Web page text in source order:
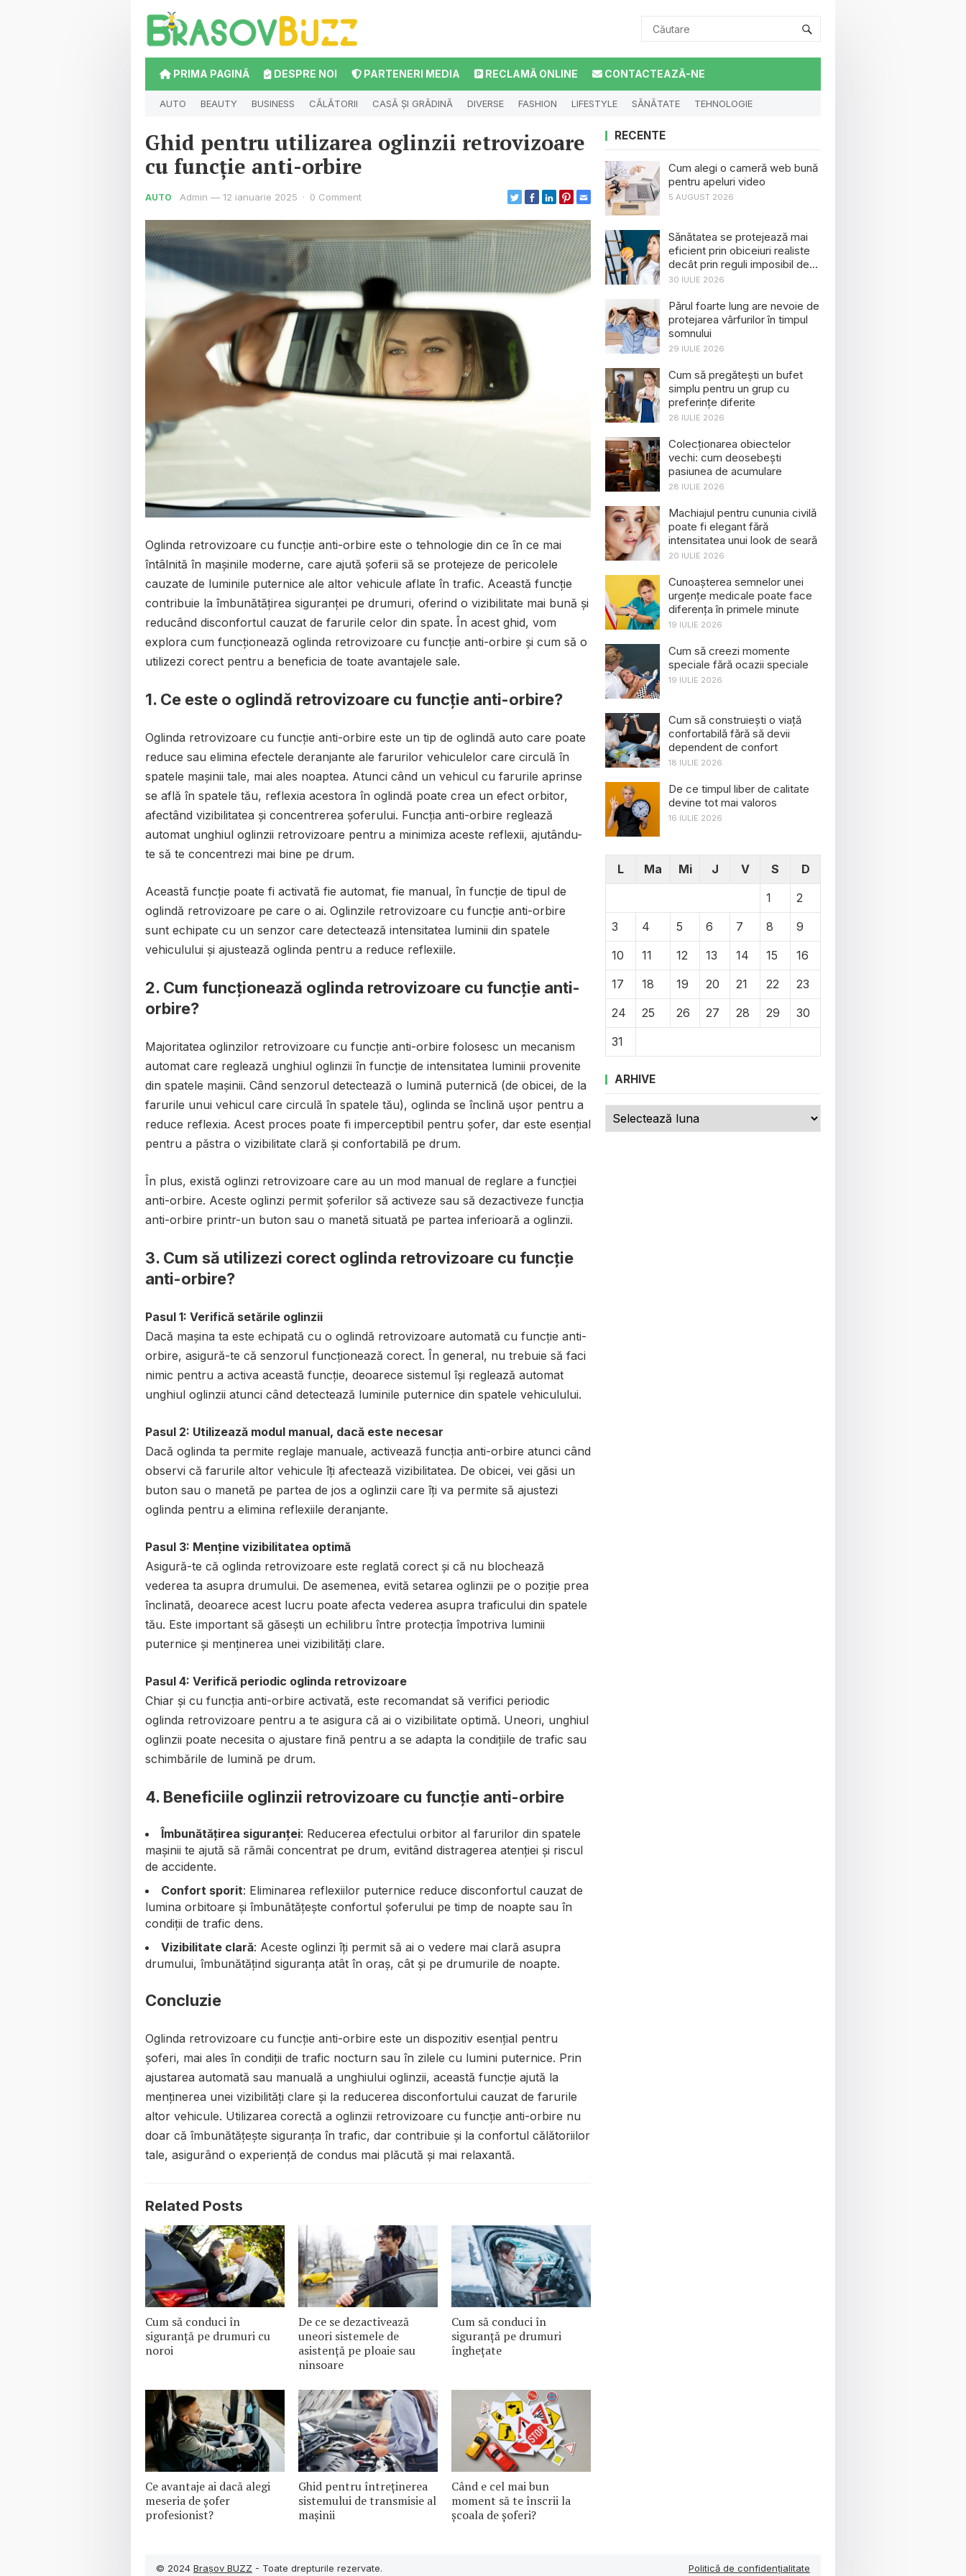
PRIMA PAGINĂ DESPRE NOI PARTENERI MEDIA RECLAMĂ ONLINE CONTACTEAZĂ-NE
AUTO BEAUTY BUSINESS CĂLĂTORII CASĂ ȘI GRĂDINĂ DIVERSE FASHION LIFESTYLE SĂNĂTATE TEHNOLOGIE
Ghid pentru utilizarea oglinzii retrovizoare
cu funcție anti-orbire
AUTO Admin — 12 ianuarie 2025 · 0 Comment
Oglinda retrovizoare cu funcție anti-orbire este o tehnologie din ce în ce mai
întâlnită în mașinile moderne, care ajută șoferii să se protejeze de pericolele
cauzate de luminile puternice ale altor vehicule aflate în trafic. Această funcție
contribuie la îmbunătățirea siguranței pe drumuri, oferind o vizibilitate mai bună și
reducând disconfortul cauzat de farurile celor din spate. În acest ghid, vom
explora cum funcționează oglinda retrovizoare cu funcție anti-orbire și cum să o
utilizezi corect pentru a beneficia de toate avantajele sale.
1. Ce este o oglindă retrovizoare cu funcție anti-orbire?
Oglinda retrovizoare cu funcție anti-orbire este un tip de oglindă auto care poate
reduce sau elimina efectele deranjante ale farurilor vehiculelor care circulă în
spatele mașinii tale, mai ales noaptea. Atunci când un vehicul cu farurile aprinse
se află în spatele tău, reflexia acestora în oglindă poate crea un efect orbitor,
afectând vizibilitatea și concentrerea șoferului. Funcția anti-orbire reglează
automat unghiul oglinzii retrovizoare pentru a minimiza aceste reflexii, ajutându-
te să te concentrezi mai bine pe drum.
Această funcție poate fi activată fie automat, fie manual, în funcție de tipul de
oglindă retrovizoare pe care o ai. Oglinzile retrovizoare cu funcție anti-orbire
sunt echipate cu un senzor care detectează intensitatea luminii din spatele
vehiculului și ajustează oglinda pentru a reduce reflexiile.
2. Cum funcționează oglinda retrovizoare cu funcție anti-
orbire?
Majoritatea oglinzilor retrovizoare cu funcție anti-orbire folosesc un mecanism
automat care reglează unghiul oglinzii în funcție de intensitatea luminii provenite
din spatele mașinii. Când senzorul detectează o lumină puternică (de obicei, de la
farurile unui vehicul care circulă în spatele tău), oglinda se înclină ușor pentru a
reduce reflexia. Acest proces poate fi imperceptibil pentru șofer, dar este esențial
pentru a păstra o vizibilitate clară și confortabilă pe drum.
În plus, există oglinzi retrovizoare care au un mod manual de reglare a funcției
anti-orbire. Aceste oglinzi permit șoferilor să activeze sau să dezactiveze funcția
anti-orbire printr-un buton sau o manetă situată pe partea inferioară a oglinzii.
3. Cum să utilizezi corect oglinda retrovizoare cu funcție
anti-orbire?
Pasul 1: Verifică setările oglinzii
Dacă mașina ta este echipată cu o oglindă retrovizoare automată cu funcție anti-
orbire, asigură-te că senzorul funcționează corect. În general, nu trebuie să faci
nimic pentru a activa această funcție, deoarece sistemul își reglează automat
unghiul oglinzii atunci când detectează luminile puternice din spatele vehiculului.
Pasul 2: Utilizează modul manual, dacă este necesar
Dacă oglinda ta permite reglaje manuale, activează funcția anti-orbire atunci când
observi că farurile altor vehicule îți afectează vizibilitatea. De obicei, vei găsi un
buton sau o manetă pe partea de jos a oglinzii care îți va permite să ajustezi
oglinda pentru a elimina reflexiile deranjante.
Pasul 3: Menține vizibilitatea optimă
Asigură-te că oglinda retrovizoare este reglată corect și că nu blochează
vederea ta asupra drumului. De asemenea, evită setarea oglinzii pe o poziție prea
înclinată, deoarece acest lucru poate afecta vederea asupra traficului din spatele
tău. Este important să găsești un echilibru între protecția împotriva luminii
puternice și menținerea unei vizibilități clare.
Pasul 4: Verifică periodic oglinda retrovizoare
Chiar și cu funcția anti-orbire activată, este recomandat să verifici periodic
oglinda retrovizoare pentru a te asigura că ai o vizibilitate optimă. Uneori, unghiul
oglinzii poate necesita o ajustare fină pentru a se adapta la condițiile de trafic sau
schimbările de lumină pe drum.
4. Beneficiile oglinzii retrovizoare cu funcție anti-orbire
Îmbunătățirea siguranței: Reducerea efectului orbitor al farurilor din spatele
mașinii te ajută să rămâi concentrat pe drum, evitând distragerea atenției și riscul
de accidente.
Confort sporit: Eliminarea reflexiilor puternice reduce disconfortul cauzat de
lumina orbitoare și îmbunătățește confortul șoferului pe timp de noapte sau în
condiții de trafic dens.
Vizibilitate clară: Aceste oglinzi îți permit să ai o vedere mai clară asupra
drumului, îmbunătățind siguranța atât în oraș, cât și pe drumurile de noapte.
Concluzie
Oglinda retrovizoare cu funcție anti-orbire este un dispozitiv esențial pentru
șoferi, mai ales în condiții de trafic nocturn sau în zilele cu lumini puternice. Prin
ajustarea automată sau manuală a unghiului oglinzii, această funcție ajută la
menținerea unei vizibilități clare și la reducerea disconfortului cauzat de farurile
altor vehicule. Utilizarea corectă a oglinzii retrovizoare cu funcție anti-orbire nu
doar că îmbunătățește siguranța în trafic, dar contribuie și la confortul călătoriilor
tale, asigurând o experiență de condus mai plăcută și mai relaxantă.
Related Posts
Cum să conduci în
siguranță pe drumuri cu
noroi
De ce se dezactivează
uneori sistemele de
asistență pe ploaie sau
ninsoare
Cum să conduci în
siguranță pe drumuri
înghețate
Ce avantaje ai dacă alegi
meseria de șofer
profesionist?
Ghid pentru întreținerea
sistemului de transmisie al
mașinii
Când e cel mai bun
moment să te înscrii la
școala de șoferi?
RECENTE
Cum alegi o cameră web bună
pentru apeluri video
5 AUGUST 2026
Sănătatea se protejează mai
eficient prin obiceiuri realiste
decât prin reguli imposibil de
menținut
30 IULIE 2026
Părul foarte lung are nevoie de
protejarea vârfurilor în timpul
somnului
29 IULIE 2026
Cum să pregătești un bufet
simplu pentru un grup cu
preferințe diferite
28 IULIE 2026
Colecționarea obiectelor
vechi: cum deosebești
pasiunea de acumulare
28 IULIE 2026
Machiajul pentru cununia civilă
poate fi elegant fără
intensitatea unui look de seară
20 IULIE 2026
Cunoașterea semnelor unei
urgențe medicale poate face
diferența în primele minute
19 IULIE 2026
Cum să creezi momente
speciale fără ocazii speciale
19 IULIE 2026
Cum să construiești o viață
confortabilă fără să devii
dependent de confort
18 IULIE 2026
De ce timpul liber de calitate
devine tot mai valoros
16 IULIE 2026
L Ma Mi J V S
D
1
2
3
4 5 6 7 8
9
10
11 12 13 14 15
16
17
18 19 20 21 22
23
24
25 26 27 28 29
30
31
ARHIVE
Arhive
© 2024 Brașov BUZZ - Toate drepturile rezervate. Politică de confidențialitate